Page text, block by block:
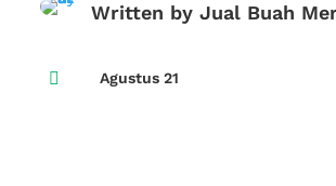
Written by Jual Buah
 Agustus 21